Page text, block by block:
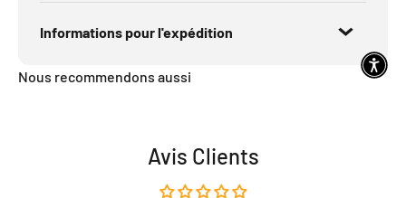
Informations pour l'expédition
Nous recommendons aussi
Avis Clients